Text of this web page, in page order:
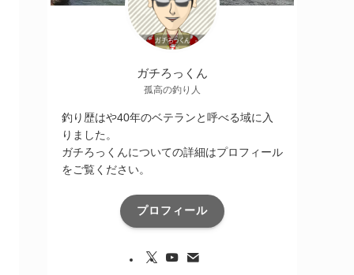
ガチろっくん
孤高の釣り人
釣り歴はや40年のベテランと呼べる域に入
りました。
ガチろっくんについての詳細はプロフィール
をご覧ください。
プロフィール